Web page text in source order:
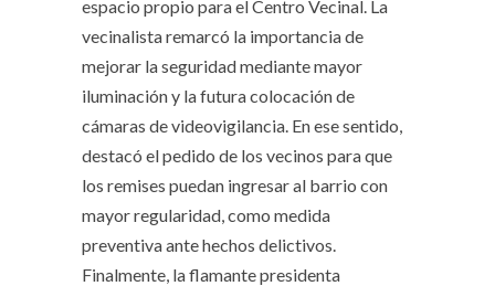
espacio propio para el Centro Vecinal. La
vecinalista remarcó la importancia de
mejorar la seguridad mediante mayor
iluminación y la futura colocación de
cámaras de videovigilancia. En ese sentido,
destacó el pedido de los vecinos para que
los remises puedan ingresar al barrio con
mayor regularidad, como medida
preventiva ante hechos delictivos.
Finalmente, la flamante presidenta